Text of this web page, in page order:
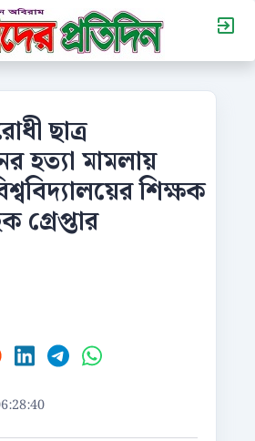
ছাত্র
হত্যা মামলায়
শিক্ষক
গ্রেপ্তার